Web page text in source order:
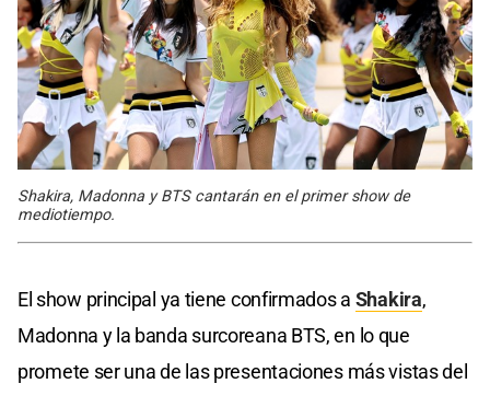
Shakira, Madonna y BTS cantarán en el primer show de
mediotiempo.
El show principal ya tiene confirmados a Shakira,
Madonna y la banda surcoreana BTS, en lo que
promete ser una de las presentaciones más vistas del